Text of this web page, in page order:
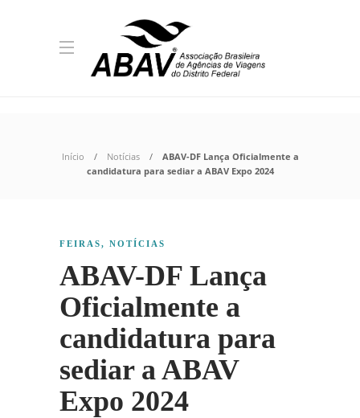
Início Notícias
ABAV-DF Lança Oficialmente a
candidatura para sediar a ABAV Expo 2024
FEIRAS, NOTÍCIAS
ABAV-DF Lança
Oficialmente a
candidatura para
sediar a ABAV
Expo 2024